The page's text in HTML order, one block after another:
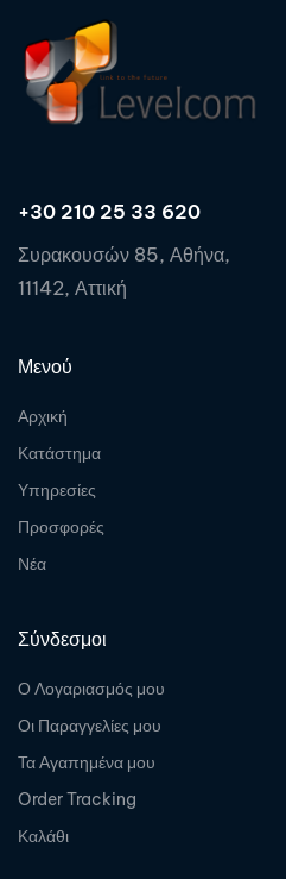
+30 210 25 33 620
Συρακουσών 85, Αθήνα,
11142, Αττική
Μενού
Αρχική
Κατάστημα
Υπηρεσίες
Προσφορές
Νέα
Σύνδεσμοι
Ο Λογαριασμός μου
Οι Παραγγελίες μου
Τα Αγαπημένα μου
Order Tracking
Καλάθι